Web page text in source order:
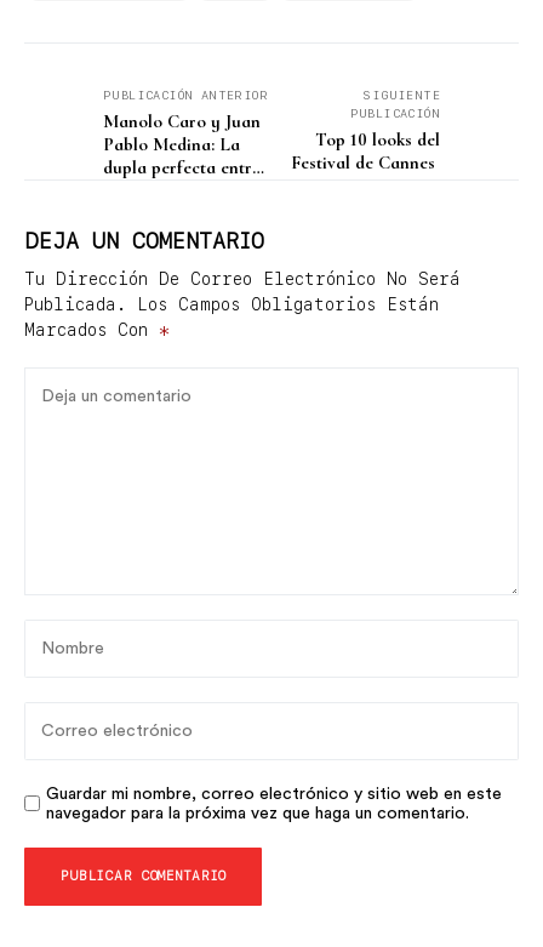
PUBLICACIÓN ANTERIOR
Manolo Caro y Juan
Pablo Medina: La
dupla perfecta entre
SIGUIENTE
PUBLICACIÓN
Top 10 looks del
Festival de Cannes
DEJA UN COMENTARIO
Tu Dirección De Correo Electrónico No Será
Publicada.
Los Campos Obligatorios Están
Marcados Con *
Guardar mi nombre, correo electrónico y sitio web en este
navegador para la próxima vez que haga un comentario.